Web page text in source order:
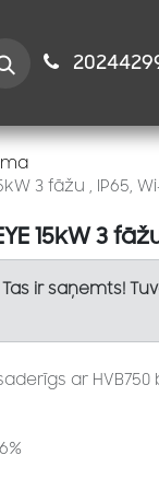
3 fāžu , IP65,
15kW 3 fāžu
ir saņemts!
ar HVB750